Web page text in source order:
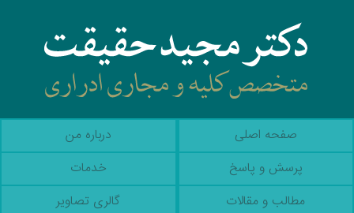
صفحه اصلی
درباره من
پرسش و پاسخ
خدمات
مطالب و مقالات
گالری تصاویر